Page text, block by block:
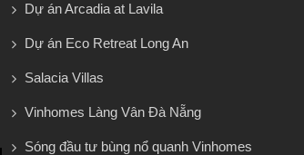
Dự án Arcadia at Lavila
Dự án Eco Retreat Long An
Salacia Villas
Vinhomes Làng Vân Đà Nẵng
Sóng đầu tư bùng nổ quanh Vinhomes